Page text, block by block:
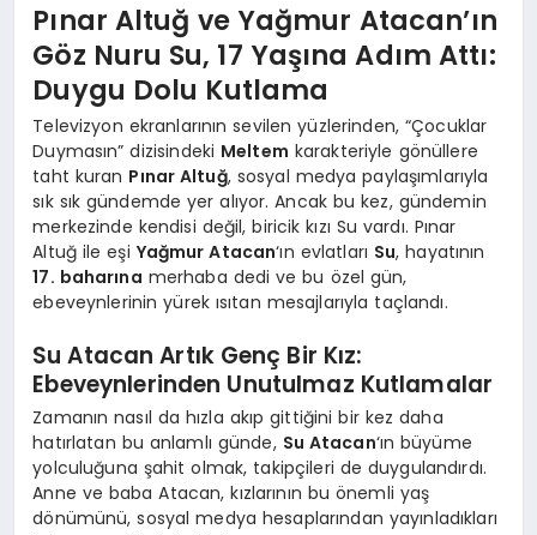
Pınar Altuğ ve Yağmur Atacan’ın
Göz Nuru Su, 17 Yaşına Adım Attı:
Duygu Dolu Kutlama
Televizyon ekranlarının sevilen yüzlerinden, “Çocuklar
Duymasın” dizisindeki Meltem karakteriyle gönüllere
taht kuran Pınar Altuğ, sosyal medya paylaşımlarıyla
sık sık gündemde yer alıyor. Ancak bu kez, gündemin
merkezinde kendisi değil, biricik kızı Su vardı. Pınar
Altuğ ile eşi Yağmur Atacan‘ın evlatları Su, hayatının
17. baharına merhaba dedi ve bu özel gün,
ebeveynlerinin yürek ısıtan mesajlarıyla taçlandı.
Su Atacan Artık Genç Bir Kız:
Ebeveynlerinden Unutulmaz Kutlamalar
Zamanın nasıl da hızla akıp gittiğini bir kez daha
hatırlatan bu anlamlı günde, Su Atacan‘ın büyüme
yolculuğuna şahit olmak, takipçileri de duygulandırdı.
Anne ve baba Atacan, kızlarının bu önemli yaş
dönümünü, sosyal medya hesaplarından yayınladıkları